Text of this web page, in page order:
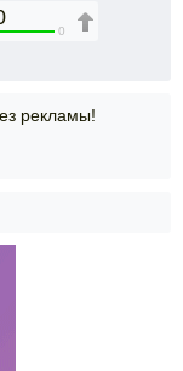
0
рекламы!